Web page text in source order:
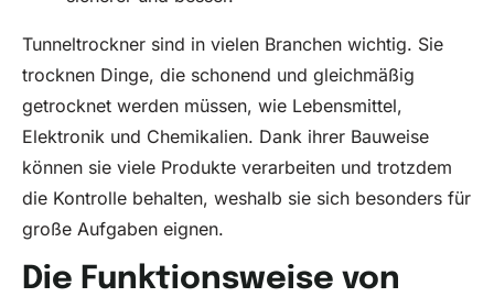
Tunneltrockner sind in vielen Branchen wichtig. Sie
trocknen Dinge, die schonend und gleichmäßig
getrocknet werden müssen, wie Lebensmittel,
Elektronik und Chemikalien. Dank ihrer Bauweise
können sie viele Produkte verarbeiten und trotzdem
die Kontrolle behalten, weshalb sie sich besonders für
große Aufgaben eignen.
Die Funktionsweise von